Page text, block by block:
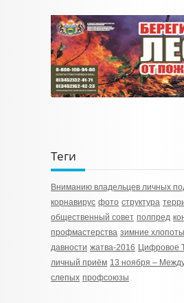
Теги
Вниманию владельцев личных
корнавирус фото структура
общественный совет полпред
профмастерства зимние хлопоты
давности жатва-2016 Цифровое
личный приём 13 ноября –
слепых профсоюзы